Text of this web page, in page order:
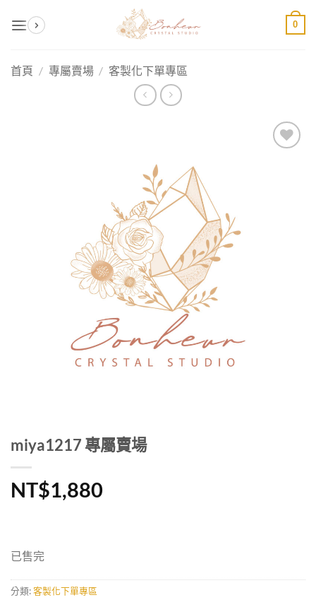
0
首頁 / 專屬賣場 / 客製化下單專區
miya1217 專屬賣場
NT$1,880
已售完
分類:客製化下單專區